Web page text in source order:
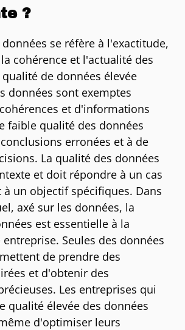
?
se réfère à l'exactitude,
cohérence et l'actualité des
de données élevée
données sont exemptes
et d'informations
faible qualité des données
erronées et à de
La qualité des données
et doit répondre à un cas
un objectif spécifiques. Dans
axé sur les données, la
est essentielle à la
Seules des données
de prendre des
et d'obtenir des
Les entreprises qui
qualité élevée des données
d'optimiser leurs